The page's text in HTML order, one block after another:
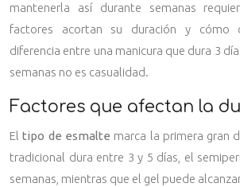
mantenerla así durante semanas
factores acortan su duración y cómo
diferencia entre una manicura que dura 3
semanas no es casualidad.
Factores que afectan la
Eltipo de esmalte marca la primera gran
tradicional dura entre 3 y 5 días, el
semanas, mientras que el gel puede